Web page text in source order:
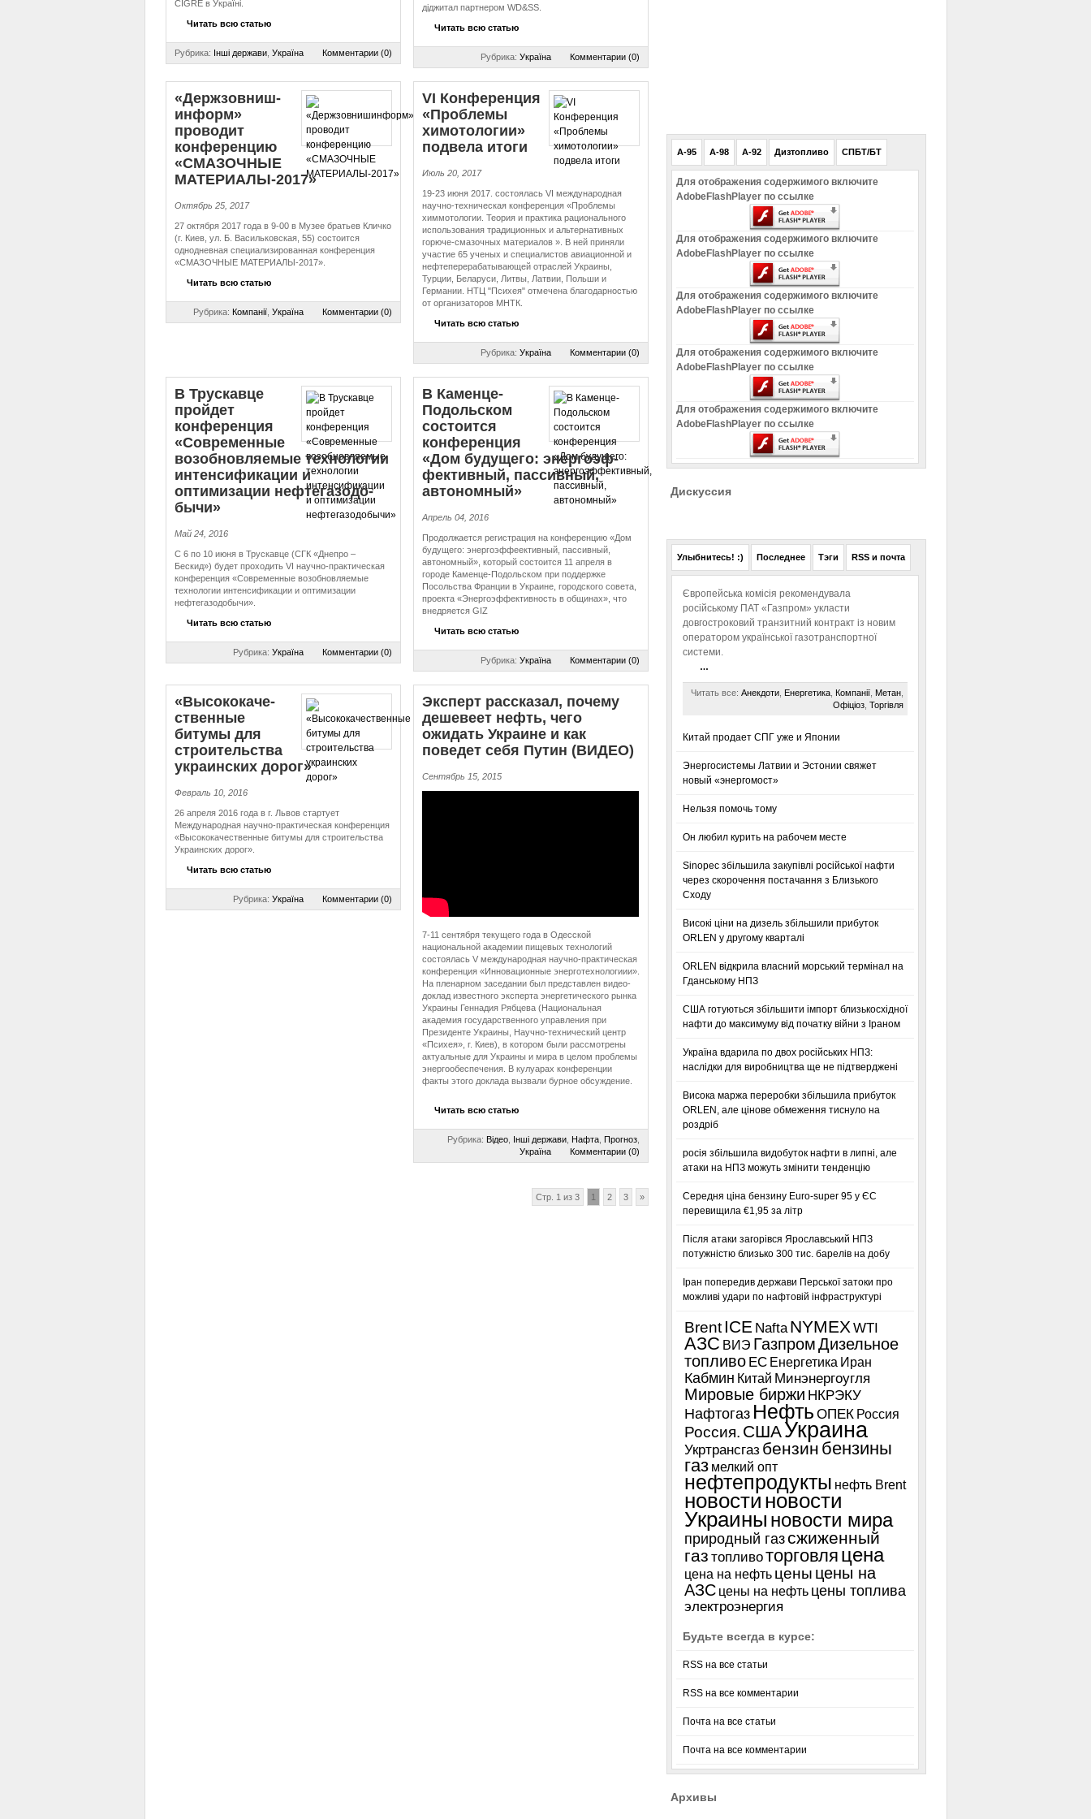
CIGRÉ в Україні.
Читать всю статью
Рубрика: Інші держави, Україна Комментарии (0)
діджитал партнером WD&SS.
Читать всю статью
Рубрика: Україна Комментарии (0)
«Держ­зов­ни­ш­
ин­форм»
проводит
конференцию
«СМАЗОЧНЫЕ
МАТЕРИАЛЫ-2017»
Октябрь 25, 2017
27 октября 2017 года в 9-00 в Музее братьев Кличко
(г. Киев, ул. Б. Васильковская, 55) состоится
однодневная специализированная конференция
«СМАЗОЧНЫЕ МАТЕРИАЛЫ-2017».
Читать всю статью
Рубрика: Компанії, Україна Комментарии (0)
VI Конференция
«Проблемы
химотологии»
подвела итоги
Июль 20, 2017
19-23 июня 2017. состоялась VI международная
научно-техническая конференция «Проблемы
химмотологии. Теория и практика рационального
использования традиционных и альтернативных
горюче-смазочных материалов ». В ней приняли
участие 65 ученых и специалистов авиационной и
нефтеперерабатывающей отраслей Украины,
Турции, Беларуси, Литвы, Латвии, Польши и
Германии. НТЦ "Психея" отмечена благодарностью
от организаторов МНТК.
Читать всю статью
Рубрика: Україна Комментарии (0)
В Трускавце
пройдет
конференция
«Современные
воз­об­нов­ля­е­мые технологии
ин­тен­си­фи­ка­ции и
оптимизации неф­те­га­зо­до­
бы­чи»
Май 24, 2016
С 6 по 10 июня в Трускавце (СГК «Днепро –
Бескид») будет проходить VІ научно-практическая
конференция «Современные возобновляемые
технологии интенсификации и оптимизации
нефтегазодобычи».
Читать всю статью
Рубрика: Україна Комментарии (0)
В Каменце-
Подольском
состоится
конференция
«Дом будущего: энер­го­эф­
фек­тив­ный, пассивный,
автономный»
Апрель 04, 2016
Продолжается регистрация на конференцию «Дом
будущего: энергоэффеективный, пассивный,
автономный», который состоится 11 апреля в
городе Каменце-Подольском при поддержке
Посольства Франции в Украине, городского совета,
проекта «Энергоэффективность в общинах», что
внедряется GIZ
Читать всю статью
Рубрика: Україна Комментарии (0)
«Вы­со­ко­ка­че­
ствен­ные
битумы для
строительства
украинских дорог»
Февраль 10, 2016
26 апреля 2016 года в г. Львов стартует
Международная научно-практическая конференция
«Высококачественные битумы для строительства
Украинских дорог».
Читать всю статью
Рубрика: Україна Комментарии (0)
Эксперт рассказал, почему
дешевеет нефть, чего
ожидать Украине и как
поведет себя Путин (ВИДЕО)
Сентябрь 15, 2015
7-11 сентября текущего года в Одесской
национальной академии пищевых технологий
состоялась V международная научно-практическая
конференция «Инновационные энерготехнологиии».
На пленарном заседании был представлен видео-
доклад известного эксперта энергетического рынка
Украины Геннадия Рябцева (Национальная
академия государственного управления при
Президенте Украины, Научно-технический центр
«Психея», г. Киев), в котором были рассмотрены
актуальные для Украины и мира в целом проблемы
энергообеспечения. В кулуарах конференции
факты этого доклада вызвали бурное обсуждение.
Читать всю статью
Рубрика: Відео, Інші держави, Нафта, Прогноз,
Україна
Комментарии (0)
Стр. 1 из 3 1 2 3 »
A-95 A-98 A-92 Дизтопливо СПБТ/БТ
Для отображения содержимого включите
AdobeFlashPlayer по ссылке
Для отображения содержимого включите
AdobeFlashPlayer по ссылке
Для отображения содержимого включите
AdobeFlashPlayer по ссылке
Для отображения содержимого включите
AdobeFlashPlayer по ссылке
Для отображения содержимого включите
AdobeFlashPlayer по ссылке
Дискуссия
Улыбнитесь! :) Последнее Тэги RSS и почта
Європейська комісія рекомендувала
російському ПАТ «Газпром» укласти
довгостроковий транзитний контракт із новим
оператором української газотранспортної
системи.
…
Читать все: Анекдоти, Енергетика, Компанії, Метан,
Офіціоз, Торгівля
Китай продает СПГ уже и Японии
Энергосистемы Латвии и Эстонии свяжет
новый «энергомост»
Нельзя помочь тому
Он любил курить на рабочем месте
Sinopec збільшила закупівлі російської нафти
через скорочення постачання з Близького
Сходу
Високі ціни на дизель збільшили прибуток
ORLEN у другому кварталі
ORLEN відкрила власний морський термінал на
Гданському НПЗ
США готуються збільшити імпорт близькосхідної
нафти до максимуму від початку війни з Іраном
Україна вдарила по двох російських НПЗ:
наслідки для виробництва ще не підтверджені
Висока маржа переробки збільшила прибуток
ORLEN, але цінове обмеження тиснуло на
роздріб
росія збільшила видобуток нафти в липні, але
атаки на НПЗ можуть змінити тенденцію
Середня ціна бензину Euro-super 95 у ЄС
перевищила €1,95 за літр
Після атаки загорівся Ярославський НПЗ
потужністю близько 300 тис. барелів на добу
Іран попередив держави Перської затоки про
можливі удари по нафтовій інфраструктурі
Brent ICE Nafta NYMEXWTI
АЗС ВИЭ ГазпромДизельное
топливо ЕС Енергетика Иран
Кабмин Китай Минэнергоугля
Мировые биржи НКРЭКУ
Нафтогаз Нефть ОПЕК Россия
Россия. СШАУкраина
Укртрансгаз бензин бензины
газ мелкий опт
нефтепродукты нефть Brent
новости новости
Украины новости мира
природный газсжиженный
газ топливоторговля цена
цена на нефть цены цены на
АЗС цены на нефть цены топлива
электроэнергия
Будьте всегда в курсе:
RSS на все статьи
RSS на все комментарии
Почта на все статьи
Почта на все комментарии
Архивы